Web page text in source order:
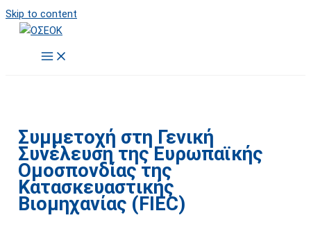
Skip to content
Συμμετοχή στη Γενική
Συνέλευση της Ευρωπαϊκής
Ομοσπονδίας της
Κατασκευαστικής
Βιομηχανίας (FIEC)